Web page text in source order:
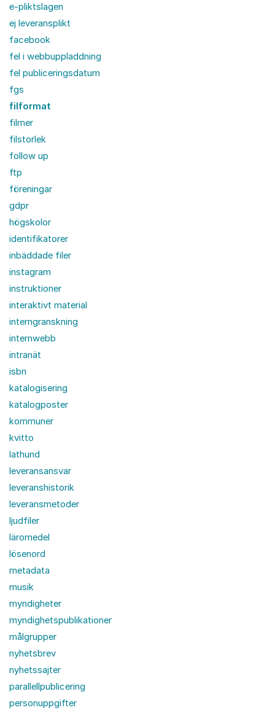
e-pliktslagen
ej leveransplikt
facebook
fel i webbuppladdning
fel publiceringsdatum
fgs
filformat
filmer
filstorlek
follow up
ftp
föreningar
gdpr
högskolor
identifikatorer
inbäddade filer
instagram
instruktioner
interaktivt material
interngranskning
internwebb
intranät
isbn
katalogisering
katalogposter
kommuner
kvitto
lathund
leveransansvar
leveranshistorik
leveransmetoder
ljudfiler
läromedel
lösenord
metadata
musik
myndigheter
myndighetspublikationer
målgrupper
nyhetsbrev
nyhetssajter
parallellpublicering
personuppgifter